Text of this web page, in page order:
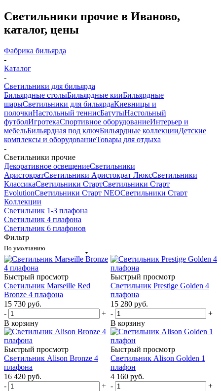
Светильники прочие в Иваново,
каталог, цены
Фабрика бильярда
-
Каталог
-
Светильники для бильярда
Бильярдные столыБильярдные кииБильярдные
шарыСветильники для бильярдаКиевницы и
полочкиНастольный теннисБатутыНастольный
футболИгротекаСпортивное оборудованиеИнтерьер и
мебельБильярдная под ключБильярдные коллекцииДетские
комплексы и оборудованиеТовары для отдыха
-
Светильники прочие
Декоративное освещениеСветильники
АристократСветильники Аристократ ЛюксСветильники
КлассикаСветильники СтартСветильники Старт
EvolutionСветильники Старт NEOСветильники Старт
Коллекции
Светильник 1-3 плафона
Светильник 4 плафона
Светильник 6 плафонов
Фильтр
По умолчанию
Быстрый просмотр
Светильник Marseille Red
Bronze 4 плафона
15 730 руб.
-
+
В корзину
Быстрый просмотр
Светильник Prestige Golden 4
плафона
15 280 руб.
-
+
В корзину
Быстрый просмотр
Светильник Alison Bronze 4
плафона
16 420 руб.
-
+
Быстрый просмотр
Светильник Alison Golden 1
плафон
4 160 руб.
-
+